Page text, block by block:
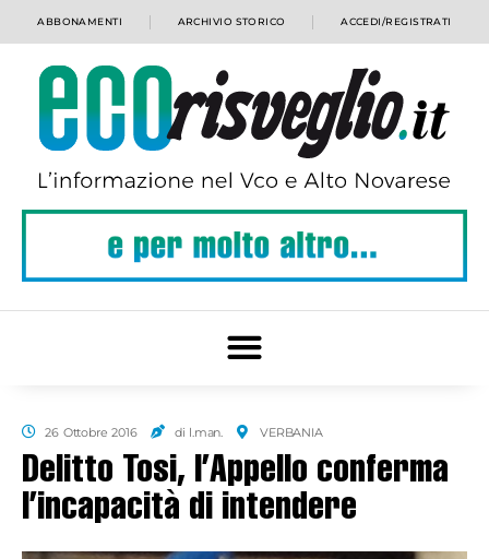
ABBONAMENTI ARCHIVIO STORICO ACCEDI/REGISTRATI
26 Ottobre 2016 di l.man. VERBANIA
Delitto Tosi, l’Appello conferma
l’incapacità di intendere